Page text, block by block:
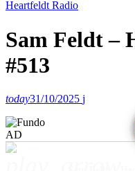
Heartfeldt Radio
Sam Feldt –
#513
today31/10/2025
AD